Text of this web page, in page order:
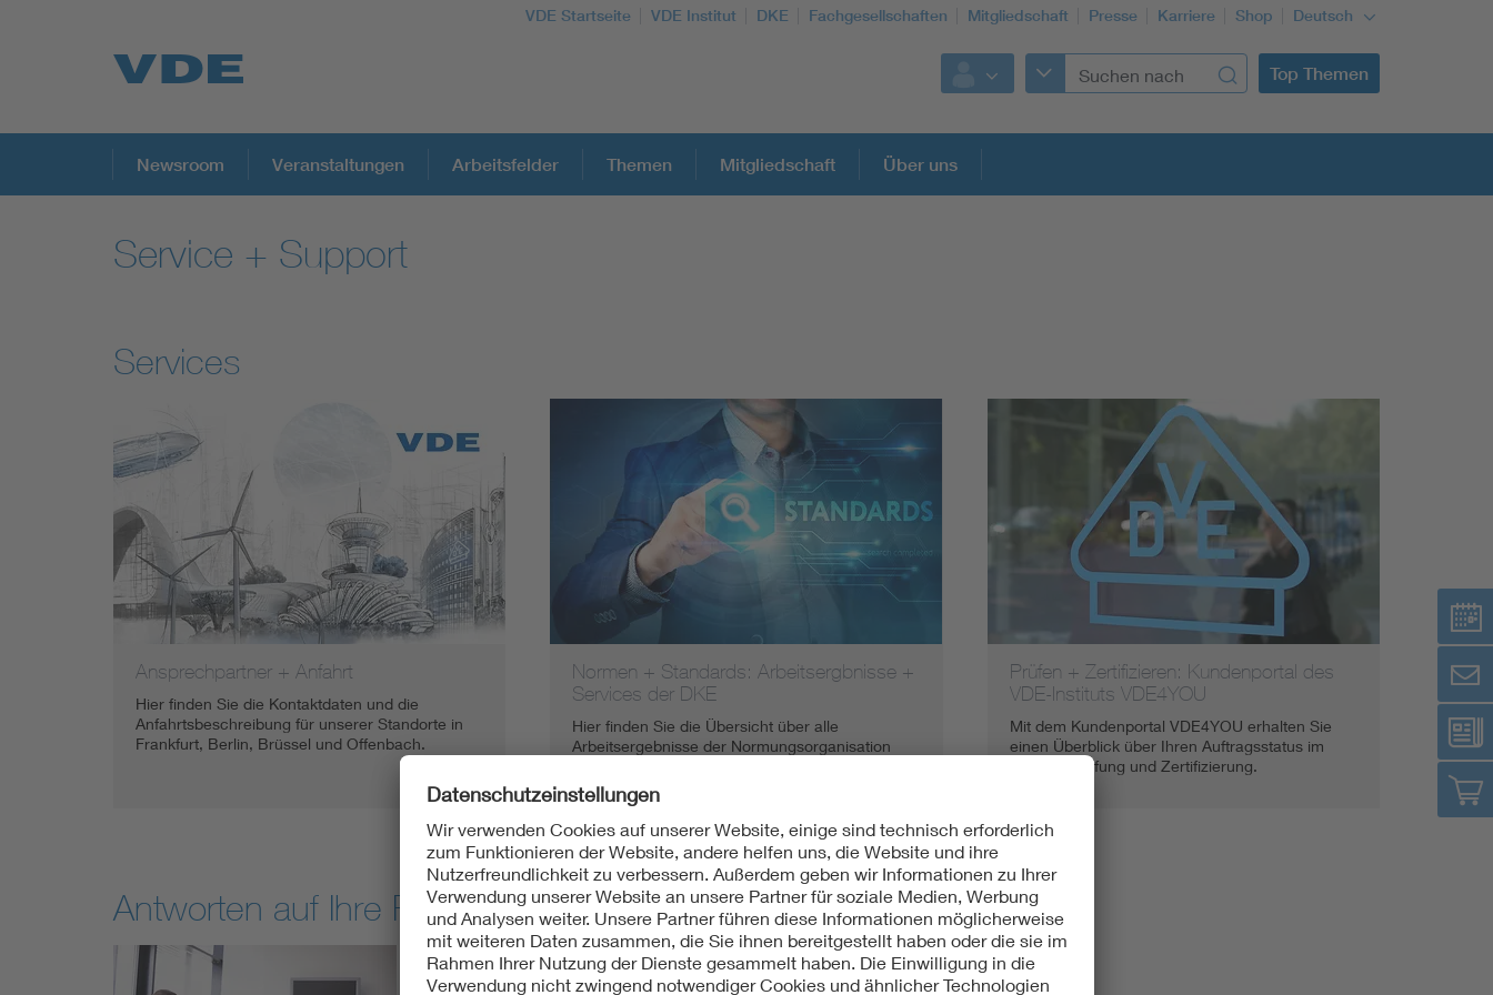
VDE Startseite VDE Institut DKE Fachgesellschaften Mitgliedschaft Presse Karriere Shop Deutsch
Top Themen
Top Themen
Fokusthemen
Health
Mobility
Standards
Energy efficiency
Energy storage
Functional safety
Education + profession
Renewable energies
Environmental Protection
Newsroom Veranstaltungen Arbeitsfelder Themen Mitgliedschaft Über uns
Service + Support
Services
Ansprechpartner + Anfahrt
Hier finden Sie die Kontaktdaten und die
Anfahrtsbeschreibung für unserer Standorte in
Frankfurt, Berlin, Brüssel und Offenbach.
Normen + Standards: Arbeitsergbnisse +
Services der DKE
Hier finden Sie die Übersicht über alle
Arbeitsergebnisse der Normungsorganisation
Prüfen + Zertifizieren: Kundenportal des
VDE-Instituts VDE4YOU
Mit dem Kundenportal VDE4YOU erhalten Sie
einen Überblick über Ihren Auftragsstatus im
Bereich Prüfung und Zertifizierung.
Antworten auf Ihre Fragen